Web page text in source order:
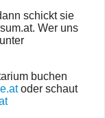
schickt sie
Wer uns
buchen
oder schaut